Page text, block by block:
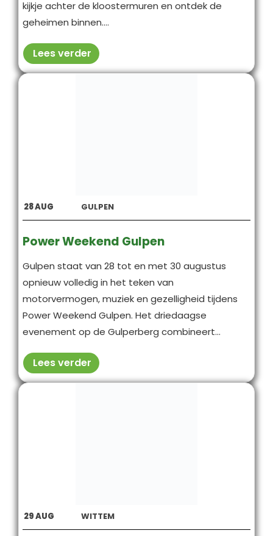
kijkje achter de kloostermuren en ontdek de
geheimen binnen....
Lees verder
28AUG GULPEN
Power Weekend Gulpen
Gulpen staat van 28 tot en met 30 augustus
opnieuw volledig in het teken van
motorvermogen, muziek en gezelligheid tijdens
Power Weekend Gulpen. Het driedaagse
evenement op de Gulperberg combineert...
Lees verder
29AUG WITTEM